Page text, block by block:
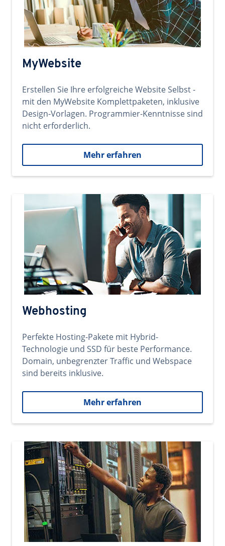
MyWebsite
Erstellen Sie Ihre erfolgreiche Website Selbst -
mit den MyWebsite Komplettpaketen, inklusive
Design-Vorlagen. Programmier-Kenntnisse sind
nicht erforderlich.
Mehr erfahren
Webhosting
Perfekte Hosting-Pakete mit Hybrid-
Technologie und SSD für beste Performance.
Domain, unbegrenzter Traffic und Webspace
sind bereits inklusive.
Mehr erfahren